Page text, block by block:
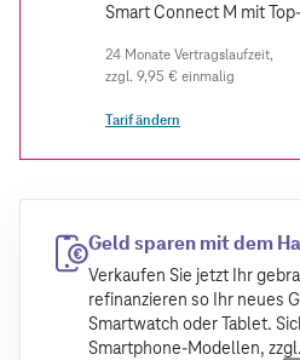
Smart Connect M mit
zzgl. 9,95 € einmalig
Tarif ändern
Geld sparen mit dem
Verkaufen Sie jetzt Ihr
refinanzieren so Ihr neues
Smartwatch oder Tablet.
Smartphone-Modellen,